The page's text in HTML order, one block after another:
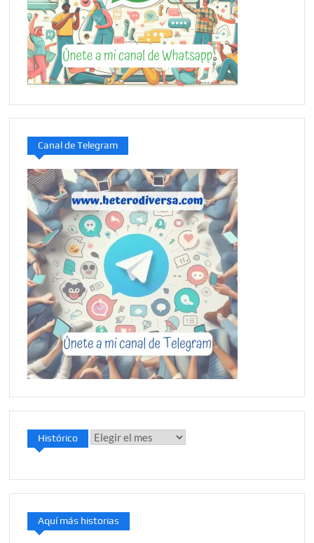
Canal de Telegram
Histórico Histórico
Aquí más historias